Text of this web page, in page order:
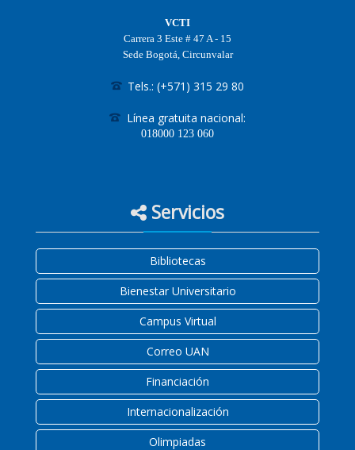
VCTI
Carrera 3 Este # 47 A - 15
Sede Bogotá, Circunvalar
Tels.: (+571) 315 29 80
Línea gratuita nacional:
018000 123 060
Servicios
Bibliotecas
Bienestar Universitario
Campus Virtual
Correo UAN
Financiación
Internacionalización
Olimpiadas